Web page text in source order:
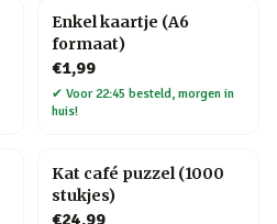
Enkel kaartje (A6
formaat)
€1,99
✔ Voor 22:45 besteld, morgen in
huis!
Kat café puzzel (1000
stukjes)
€24,99